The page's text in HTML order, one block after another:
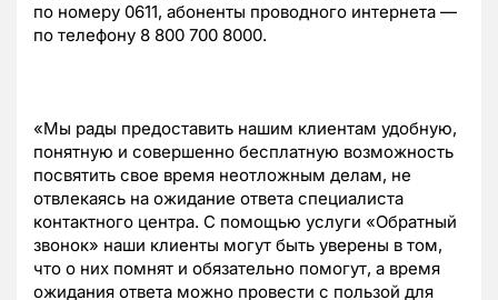
по номеру 0611, абоненты проводного интернета —
по телефону 8 800 700 8000.
«Мы рады предоставить нашим клиентам удобную,
понятную и совершенно бесплатную возможность
посвятить свое время неотложным делам, не
отвлекаясь на ожидание ответа специалиста
контактного центра. С помощью услуги «Обратный
звонок» наши клиенты могут быть уверены в том,
что о них помнят и обязательно помогут, а время
ожидания ответа можно провести с пользой для